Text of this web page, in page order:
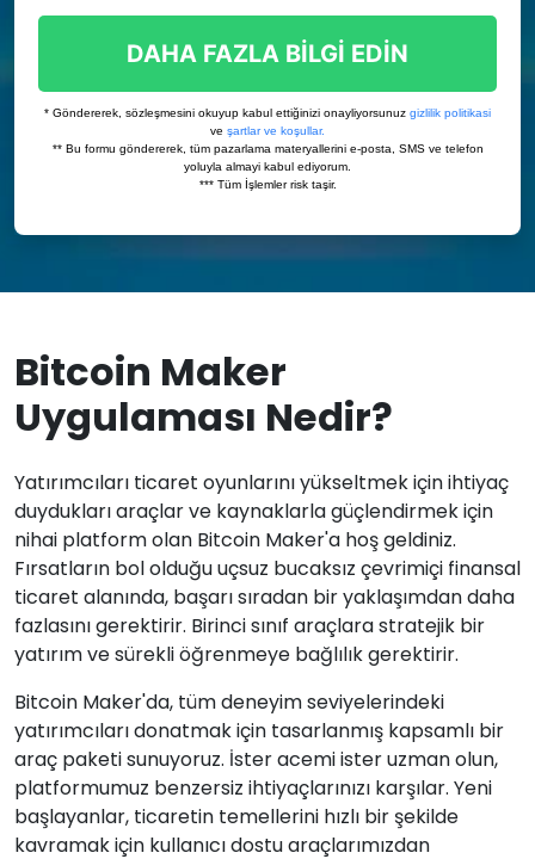
Bitcoin Maker
Uygulaması Nedir?
Yatırımcıları ticaret oyunlarını yükseltmek için ihtiyaç
duydukları araçlar ve kaynaklarla güçlendirmek için
nihai platform olan Bitcoin Maker'a hoş geldiniz.
Fırsatların bol olduğu uçsuz bucaksız çevrimiçi finansal
ticaret alanında, başarı sıradan bir yaklaşımdan daha
fazlasını gerektirir. Birinci sınıf araçlara stratejik bir
yatırım ve sürekli öğrenmeye bağlılık gerektirir.
Bitcoin Maker'da, tüm deneyim seviyelerindeki
yatırımcıları donatmak için tasarlanmış kapsamlı bir
araç paketi sunuyoruz. İster acemi ister uzman olun,
platformumuz benzersiz ihtiyaçlarınızı karşılar. Yeni
başlayanlar, ticaretin temellerini hızlı bir şekilde
kavramak için kullanıcı dostu araçlarımızdan